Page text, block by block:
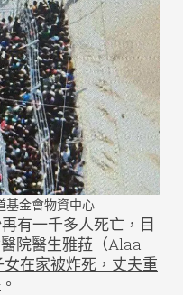
基金會物資中心
有一千多人死亡，目
院醫生雅菈（Alaa
女在家被炸死，丈夫重
。